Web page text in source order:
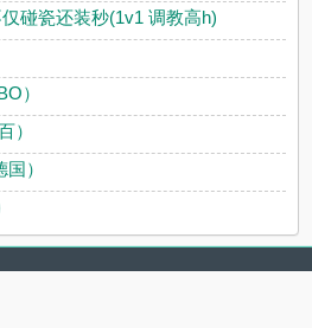
碰瓷还装秒(1v1 调教高h)
）
）
）